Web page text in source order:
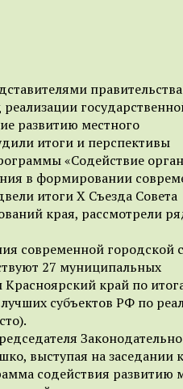
развитию местного
итоги и перспективы
«Содействие
в формировании
итоги X Съезда Совета
края, рассмотрели
современной городской
27 муниципальных
край по
субъектов РФ по
выступая на заседании
содействия развитию